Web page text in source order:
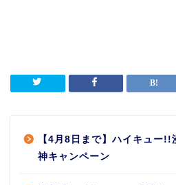
【4月8日まで】ハイキュー
神キャンペーン